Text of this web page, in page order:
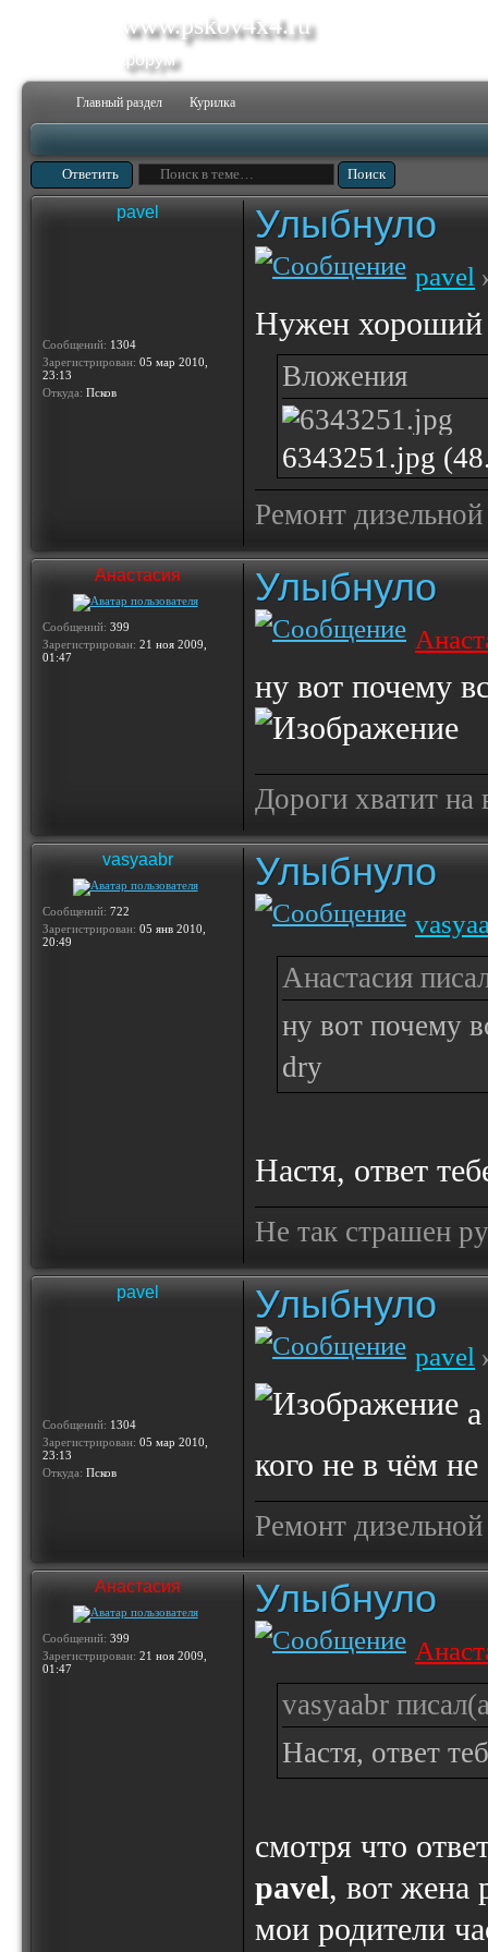
www.pskov4x4.ru
форум
Главный раздел Курилка
Ответить
pavel
Сообщений: 1304
Зарегистрирован: 05 мар 2010,
23:13
Откуда: Псков
Улыбнуло
pavel
Нужен хороший
Вложения
6343251.jpg
Ремонт
Анастасия
Сообщений: 399
Зарегистрирован: 21 ноя 2009,
01:47
Улыбнуло
ну вот почему
Дороги хватит на
vasyaabr
Сообщений: 722
Зарегистрирован: 05 янв 2010,
20:49
Улыбнуло
Анастасия
ну вот почему
dry
Настя, ответ
Не так страшен
pavel
Сообщений: 1304
Зарегистрирован: 05 мар 2010,
23:13
Откуда: Псков
Улыбнуло
pavel
кого не в чём
Ремонт
Анастасия
Сообщений: 399
Зарегистрирован: 21 ноя 2009,
01:47
Улыбнуло
vasyaabr
Настя, ответ
смотря что
pavel, вот жена
мои родители